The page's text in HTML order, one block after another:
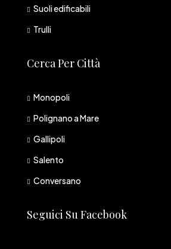
Suoli edificabili
Trulli
Cerca Per Città
Monopoli
Polignano a Mare
Gallipoli
Salento
Conversano
Seguici Su Facebook